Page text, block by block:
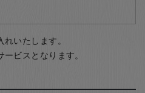
いたします。
ビスとなります。